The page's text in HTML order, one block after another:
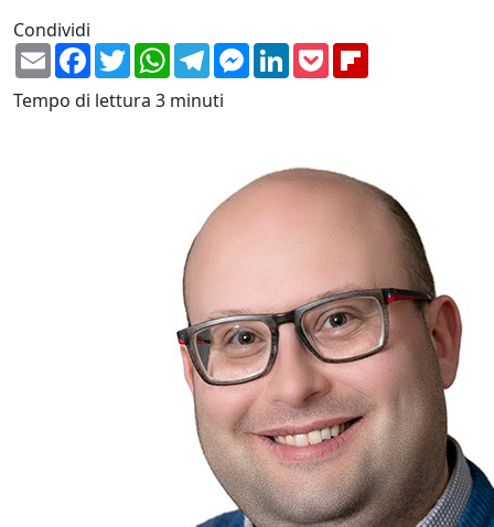
Condividi
EmailFacebook
TwitterWhatsApp
TelegramMessenger
LinkedIn
Pocket
Tempo di lettura 3 minuti